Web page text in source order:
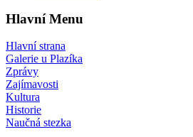
Hlavní Menu
Hlavní strana
Galerie u Plazíka
Zprávy
Zajímavosti
Kultura
Historie
Naučná stezka